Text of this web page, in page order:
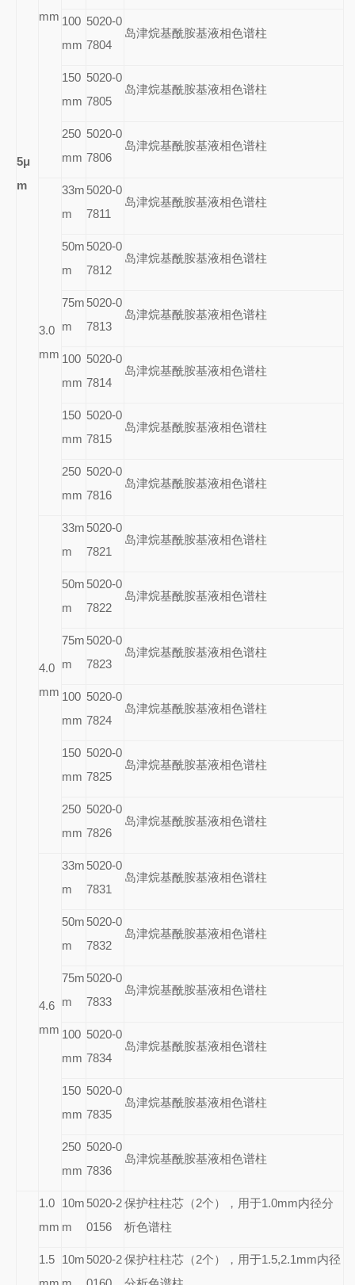
5μ
m
mm 100
mm
5020-0
7804
岛津烷基酰胺基液相色谱柱
150
mm
5020-0
7805
岛津烷基酰胺基液相色谱柱
250
mm
5020-0
7806
岛津烷基酰胺基液相色谱柱
3.0
mm
33m
m
5020-0
7811
岛津烷基酰胺基液相色谱柱
50m
m
5020-0
7812
岛津烷基酰胺基液相色谱柱
75m
m
5020-0
7813
岛津烷基酰胺基液相色谱柱
100
mm
5020-0
7814
岛津烷基酰胺基液相色谱柱
150
mm
5020-0
7815
岛津烷基酰胺基液相色谱柱
250
mm
5020-0
7816
岛津烷基酰胺基液相色谱柱
4.0
mm
33m
m
5020-0
7821
岛津烷基酰胺基液相色谱柱
50m
m
5020-0
7822
岛津烷基酰胺基液相色谱柱
75m
m
5020-0
7823
岛津烷基酰胺基液相色谱柱
100
mm
5020-0
7824
岛津烷基酰胺基液相色谱柱
150
mm
5020-0
7825
岛津烷基酰胺基液相色谱柱
250
mm
5020-0
7826
岛津烷基酰胺基液相色谱柱
4.6
mm
33m
m
5020-0
7831
岛津烷基酰胺基液相色谱柱
50m
m
5020-0
7832
岛津烷基酰胺基液相色谱柱
75m
m
5020-0
7833
岛津烷基酰胺基液相色谱柱
100
mm
5020-0
7834
岛津烷基酰胺基液相色谱柱
150
mm
5020-0
7835
岛津烷基酰胺基液相色谱柱
250
mm
5020-0
7836
岛津烷基酰胺基液相色谱柱
1.0
mm
10m
m
5020-2
0156
保护柱柱芯（2个），用于1.0mm内径分
析色谱柱
1.5
10m 5020-2保护柱柱芯（2个），用于1.5,2.1mm内径